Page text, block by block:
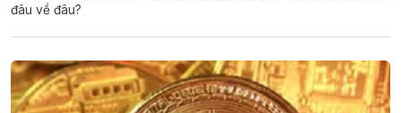
đâu về đâu?